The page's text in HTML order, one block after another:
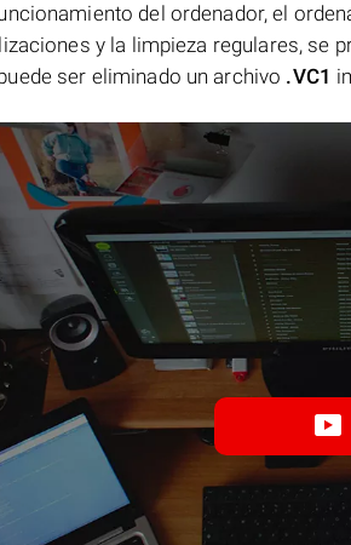
del ordenador, el
y la limpieza regulares, se
ser eliminado un archivo .VC1